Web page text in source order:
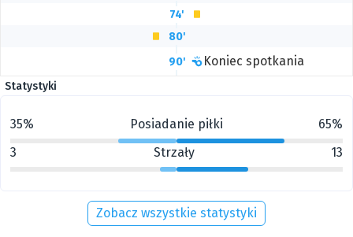
74'
80'
90'
Koniec spotkania
Statystyki
35% Posiadanie piłki
65%
3
Strzały 13
Zobacz wszystkie statystyki